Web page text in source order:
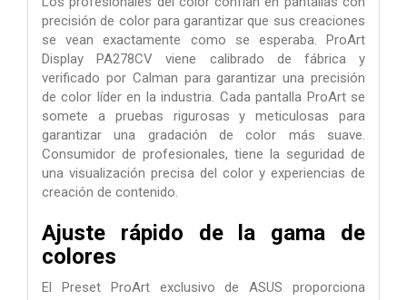
precisión de color para garantizar que sus creaciones
se vean exactamente como se esperaba. ProArt
Display PA278CV viene calibrado de fábrica y
verificado por Calman para garantizar una precisión
de color líder en la industria. Cada pantalla ProArt se
somete a pruebas rigurosas y meticulosas para
garantizar una gradación de color más suave.
Consumidor de profesionales, tiene la seguridad de
una visualización precisa del color y experiencias de
creación de contenido.
Ajuste rápido de la gama de
colores
El Preset ProArt exclusivo de ASUS proporciona